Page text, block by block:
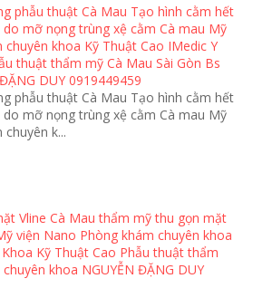
phẫu thuật Cà Mau Tạo hình cằm hết
mỡ nọng trùng xệ cằm Cà mau Mỹ
khoa Kỹ Thuật Cao IMedic Y
thuật thẩm mỹ Cà Mau Sài Gòn Bs
DUY 0919449459
phẫu thuật Cà Mau Tạo hình cằm hết
mỡ nọng trùng xệ cằm Cà mau Mỹ
k...
Vline Cà Mau thẩm mỹ thu gọn mặt
viện Nano Phòng khám chuyên khoa
Kỹ Thuật Cao Phẫu thuật thẩm
khoa NGUYỄN ĐẶNG DUY